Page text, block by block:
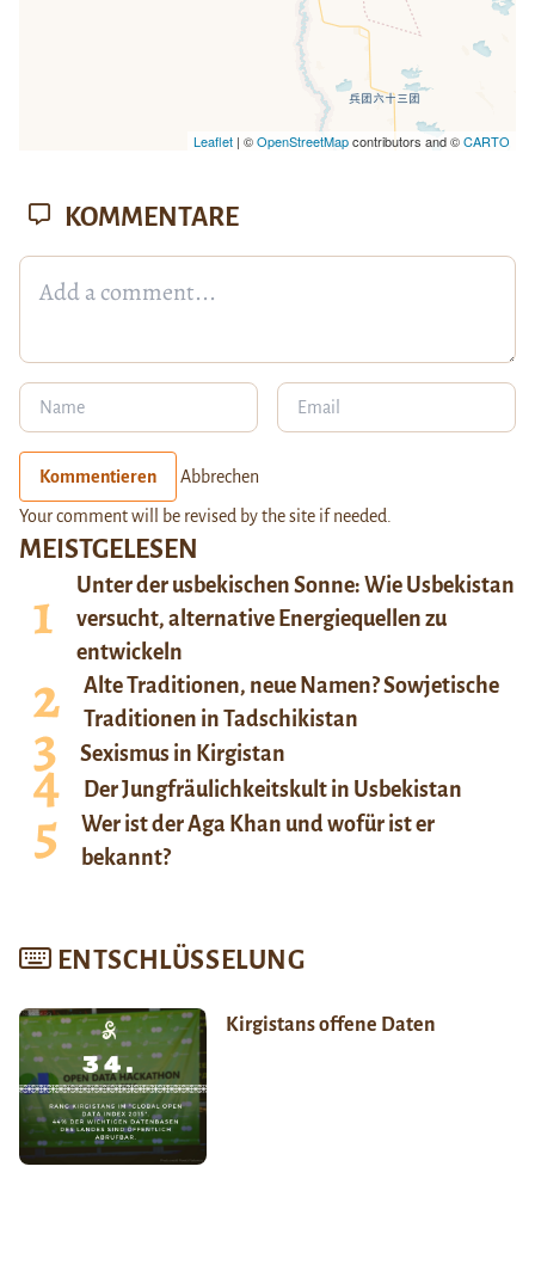
Leaflet| ©OpenStreetMapcontributors and ©CARTO
MEISTGELESEN
Unter der usbekischen Sonne: Wie Usbekistan
versucht, alternative Energiequellen zu
entwickeln
Alte Traditionen, neue Namen? Sowjetische
Traditionen in Tadschikistan
Sexismus in Kirgistan
Der Jungfräulichkeitskult in Usbekistan
Wer ist der Aga Khan und wofür ist er
bekannt?
ENTSCHLÜSSELUNG
Kirgistans offene Daten
KOMMENTARE
Kommentieren Abbrechen
Your comment will be revised by the site if needed.